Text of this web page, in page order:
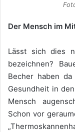
Der Mensch im
Lässt sich dies
bezeichnen?
Becher haben
Gesundheit in
Mensch
Schon vor